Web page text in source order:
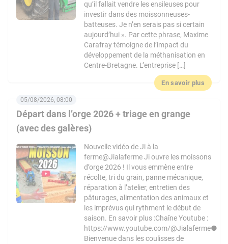
qu’il fallait vendre les ensileuses pour
investir dans des moissonneuses-
batteuses. Je n’en serais pas si certain
aujourd’hui ». Par cette phrase, Maxime
Carafray témoigne de l’impact du
développement de la méthanisation en
Centre-Bretagne. L’entreprise […]
En savoir plus
Départ dans l’orge 2026 + triage en grange
(avec des galères)
05/08/2026, 08:00
Nouvelle vidéo de Ji à la
ferme@Jialaferme Ji ouvre les moissons
d’orge 2026 ! Il vous emmène entre
récolte, tri du grain, panne mécanique,
réparation à l’atelier, entretien des
pâturages, alimentation des animaux et
les imprévus qui rythment le début de
saison. En savoir plus :Chaîne Youtube :
https://www.youtube.com/@Jialaferme●
Bienvenue dans les coulisses de